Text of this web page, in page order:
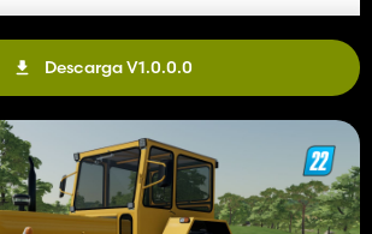
Descarga V1.0.0.0